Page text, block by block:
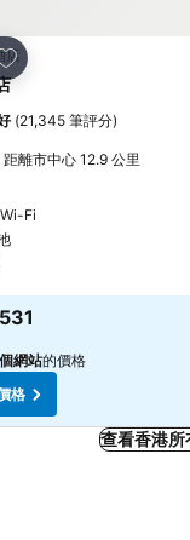
到收藏夾
店
(21,345 筆評分)
距離市中心 12.9 公里
Fi
網站的價格
格
查看香港所